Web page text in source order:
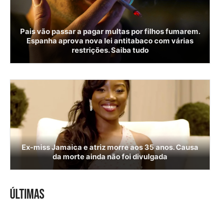
Pais vão passar a pagar multas por filhos fumarem.
Espanha aprova nova lei antitabaco com várias
restrições. Saiba tudo
Ex-miss Jamaica e atriz morre aos 35 anos. Causa
da morte ainda não foi divulgada
ÚLTIMAS